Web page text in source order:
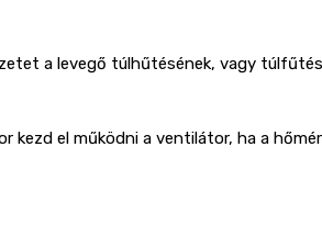
a levegő túlhűtésének, vagy
el működni a ventilátor, ha a